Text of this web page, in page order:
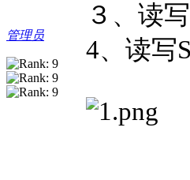
管理员
３、读
4、读写